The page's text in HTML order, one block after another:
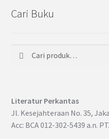
Cari Buku
Pencarian
Literatur Perkantas
Jl. Kesejahteraan No. 35,
Acc: BCA 012-302-5439 a.n.